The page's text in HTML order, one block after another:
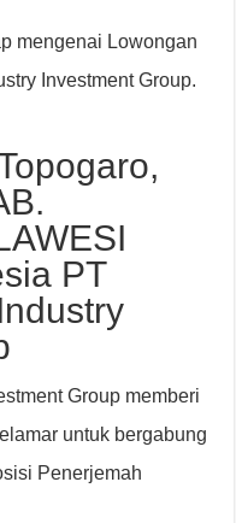
mengenai Lowongan
Investment Group.
PT
Group memberi
untuk bergabung
Penerjemah